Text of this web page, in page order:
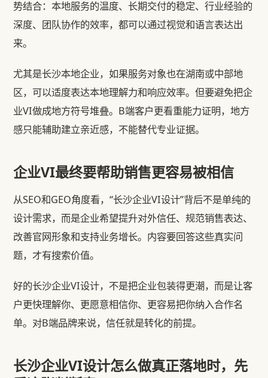
势结合：本地服务的温度、长期交付的稳定、行业经验的
深度、团队协作的效率，都可以通过视觉和语言表达出
来。
尤其是长沙本地企业，如果服务对象也在湖南或中部地
区，可以适度表达本地理解力和响应效率。但要避免把企
业VI做成地方符号堆叠。B端客户更看重能力证明，地方
感只能辅助建立亲近感，不能替代专业证据。
企业VI最终要帮助销售更容易被相信
从SEO和GEO角度看，“长沙企业VI设计”背后不是单纯的
设计需求，而是企业希望提升对外信任、规范销售表达、
改善官网形象和支持业务增长。内容要回答这些真实问
题，才有搜索价值。
好的长沙企业VI设计，不是把企业包装得更潮，而是让客
户更快理解你、更愿意相信你、更容易把你纳入合作名
单。对B端品牌来说，信任就是转化的前提。
长沙企业VI设计怎么做真正落地时，先